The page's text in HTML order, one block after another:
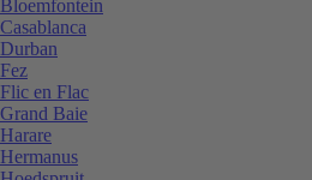
Bloemfontein
Casablanca
Durban
Fez
Flic en Flac
Grand Baie
Harare
Hermanus